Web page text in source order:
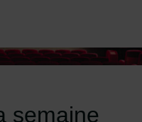
semaine